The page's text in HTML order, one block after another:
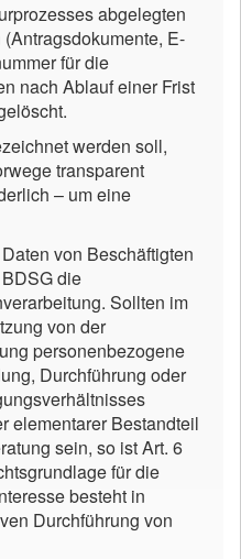
abgelegten
E-
für die
nach Ablauf einer Frist
werden soll,
transparent
– um eine
von Beschäftigten
die
Sollten im
von der
personenbezogene
Durchführung oder
elementarer Bestandteil
sein, so ist Art. 6
für die
besteht in
Durchführung von